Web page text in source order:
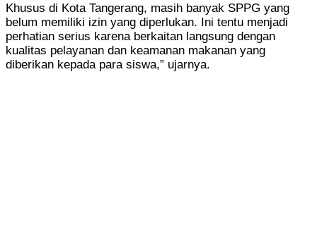
Khusus di Kota Tangerang, masih banyak SPPG yang
belum memiliki izin yang diperlukan. Ini tentu menjadi
perhatian serius karena berkaitan langsung dengan
kualitas pelayanan dan keamanan makanan yang
diberikan kepada para siswa,” ujarnya.